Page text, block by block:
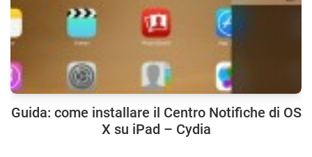
Guida: come installare il Centro Notifiche di OS
X su iPad – Cydia